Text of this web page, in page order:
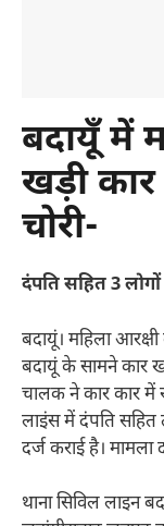
बदायूँ में
खड़ी
चोरी-
दंपति सहित 3 लोगों
बदायूं। महिला
बदायूं के सामने कार
चालक ने कार कार में
लाइंस में दंपति सहित
दर्ज कराई है। मामला
थाना सिविल लाइन